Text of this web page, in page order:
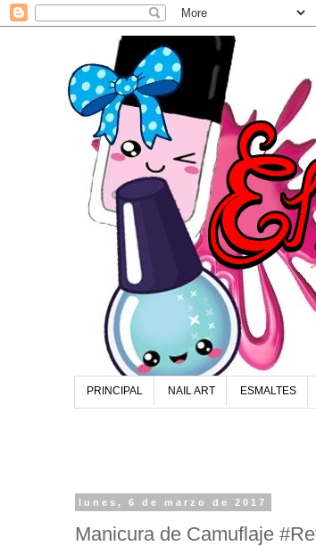
PRINCIPAL NAIL ART ESMALTES
lunes, 6 de marzo de 2017
Manicura de Camuflaje